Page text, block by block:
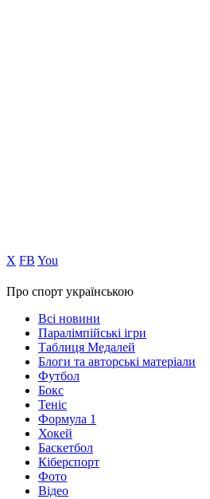
Х FB You
Про спорт українською
Всі новини
Паралімпійські ігри
Таблиця Медалей
Блоги та авторські матеріали
Футбол
Бокс
Теніс
Формула 1
Хокей
Баскетбол
Кіберспорт
Фото
Відео